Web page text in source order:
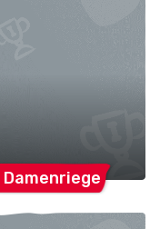
Damenriege